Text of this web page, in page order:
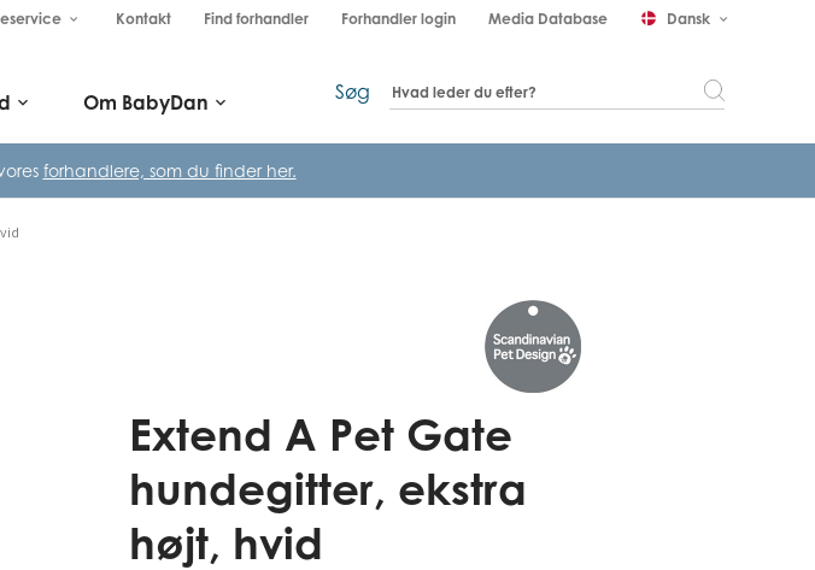
keyboard_arrow_down Kontakt Find forhandler Forhandler login Media Database Dansk keyboard_arrow_down
keyboard_arrow_down Om BabyDan keyboard_arrow_down Søg
forhandlere, som du finder her.
Extend A Pet Gate
hundegitter, ekstra
højt, hvid